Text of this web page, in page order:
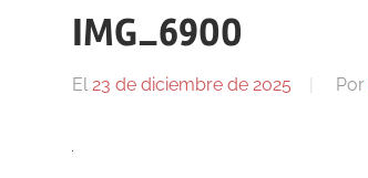
IMG_6900
El 23 de diciembre de 2025 Por